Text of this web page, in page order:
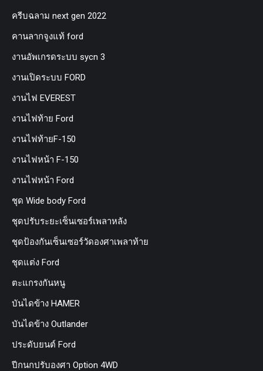
ครีบฉลาม next gen 2022
คานลากจูงแท้ ford
งานอัพเกรดระบบ sycn 3
งานเปิดระบบ FORD
งานไฟ EVEREST
งานไฟท้าย Ford
งานไฟท้ายF-150
งานไฟหน้า F-150
งานไฟหน้า Ford
ชุด Wide body Ford
ชุดปรับระยะเซ็นเซอร์เพลาหลัง
ชุดป้องกันเซ็นเซอร์วัดองศาเพลาท้าย
ชุดแต่ง Ford
ตะแกรงกันหนู
บันไดข้าง HAMER
บันไดข้าง Outlander
ประดับยนต์ Ford
ปีกนกปรับองศา Option 4WD